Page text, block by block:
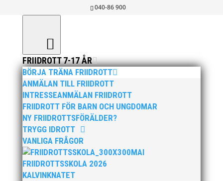
040-86 900
FRIIDROTT 7-17 ÅR
BÖRJA TRÄNA FRIIDROTT
ANMÄLAN TILL FRIIDROTT
INTRESSEANMÄLAN FRIIDROTT
FRIIDROTT FÖR BARN OCH UNGDOMAR
NY FRIIDROTTSFÖRÄLDER?
TRYGG IDROTT
VANLIGA FRÅGOR
MAI
FRIIDROTTSSKOLA 2026
KALVINKNATET
LADDA NER
>>Ladda ner träningstider Våren 2026